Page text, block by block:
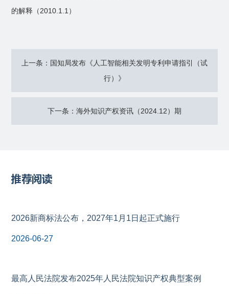
的解释（2010.1.1）
上一条：国知局发布《人工智能相关发明专利申请指引（试
行）》
下一条：海外知识产权资讯（2024.12）期
推荐阅读
2026新商标法公布，2027年1月1日起正式施行
2026-06-27
最高人民法院发布2025年人民法院知识产权典型案例